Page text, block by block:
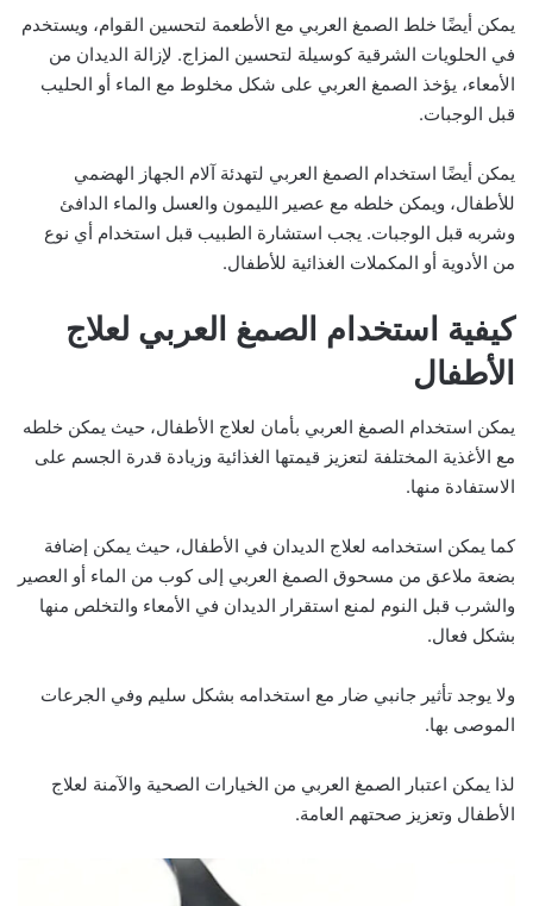
يمكن أيضًا خلط الصمغ العربي مع الأطعمة لتحسين القوام، ويستخدم
في الحلويات الشرقية كوسيلة لتحسين المزاج. لإزالة الديدان من
الأمعاء، يؤخذ الصمغ العربي على شكل مخلوط مع الماء أو الحليب
قبل الوجبات.
يمكن أيضًا استخدام الصمغ العربي لتهدئة آلام الجهاز الهضمي
للأطفال، ويمكن خلطه مع عصير الليمون والعسل والماء الدافئ
وشربه قبل الوجبات. يجب استشارة الطبيب قبل استخدام أي نوع
من الأدوية أو المكملات الغذائية للأطفال.
كيفية استخدام الصمغ العربي لعلاج
الأطفال
يمكن استخدام الصمغ العربي بأمان لعلاج الأطفال، حيث يمكن خلطه
مع الأغذية المختلفة لتعزيز قيمتها الغذائية وزيادة قدرة الجسم على
الاستفادة منها.
كما يمكن استخدامه لعلاج الديدان في الأطفال، حيث يمكن إضافة
بضعة ملاعق من مسحوق الصمغ العربي إلى كوب من الماء أو العصير
والشرب قبل النوم لمنع استقرار الديدان في الأمعاء والتخلص منها
بشكل فعال.
ولا يوجد تأثير جانبي ضار مع استخدامه بشكل سليم وفي الجرعات
الموصى بها.
لذا يمكن اعتبار الصمغ العربي من الخيارات الصحية والآمنة لعلاج
الأطفال وتعزيز صحتهم العامة.